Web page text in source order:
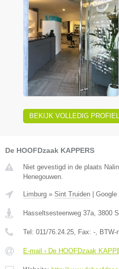
BEKIJK VOLLEDIG PROFIEL
De HOOFDzaak KAPPERS
Niet gevestigd in de plaats
Henegouwen.
Limburg » Sint Truiden | Google
Hasseltsesteenweg 37a 3800
Tel: 011/76.24.25 , Fax: - , BTW-
E-mail › De HOOFDzaak